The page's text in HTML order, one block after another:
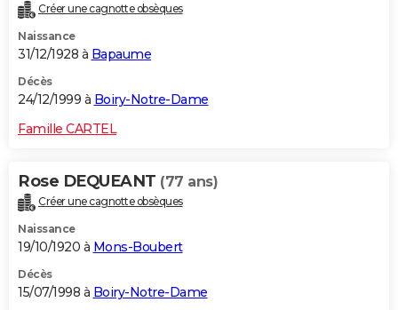
Créer une cagnotte obsèques
Naissance
31/12/1928 à Bapaume
Décès
24/12/1999 à Boiry-Notre-Dame
Famille CARTEL
Rose DEQUEANT (77 ans)
Créer une cagnotte obsèques
Naissance
19/10/1920 à Mons-Boubert
Décès
15/07/1998 à Boiry-Notre-Dame